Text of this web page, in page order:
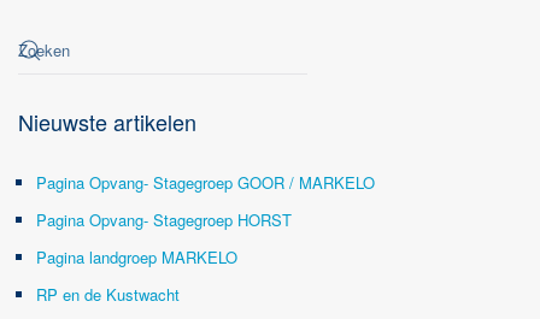
Nieuwste artikelen
Pagina Opvang- Stagegroep GOOR / MARKELO
Pagina Opvang- Stagegroep HORST
Pagina landgroep MARKELO
RP en de Kustwacht